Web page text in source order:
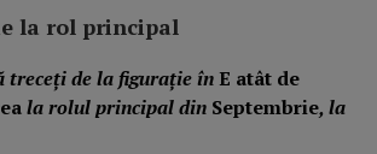
la rol principal
treceți de la figurație înE atât de
la rolul principal din Septembrie, la